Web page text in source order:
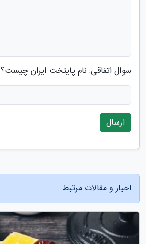
سوال اتفاقی: نام پایتخت ایران چیست؟
ارسال
اخبار و مقالات مرتبط